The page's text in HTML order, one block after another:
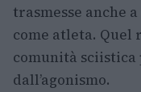
trasmesse anche
come atleta. Quel
comunità
dall’agonismo.